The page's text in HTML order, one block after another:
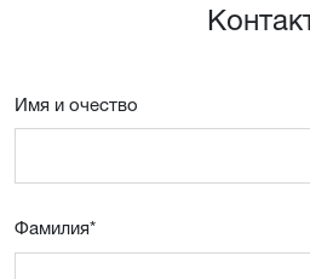
Имя и очествo
Фамилия*